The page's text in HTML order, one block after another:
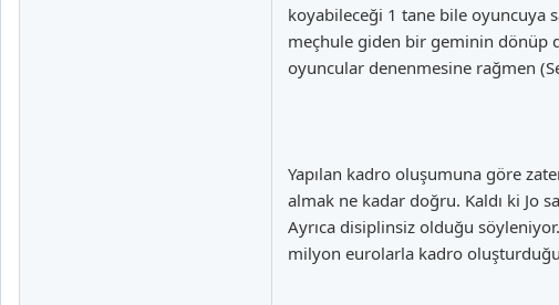
koyabileceği 1 tane bile oyuncuya
meçhule giden bir geminin dönüp
oyuncular denenmesine rağmen
Yapılan kadro oluşumuna göre
almak ne kadar doğru. Kaldı ki Jo
Ayrıca disiplinsiz olduğu
milyon eurolarla kadro